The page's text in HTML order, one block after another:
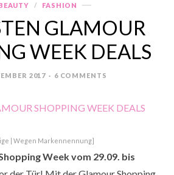
FASHION
GLAMOUR
WEEK DEALS
2017 6 COMMENTS
| Wegen Markennennung]
Week vom 29.09. bis